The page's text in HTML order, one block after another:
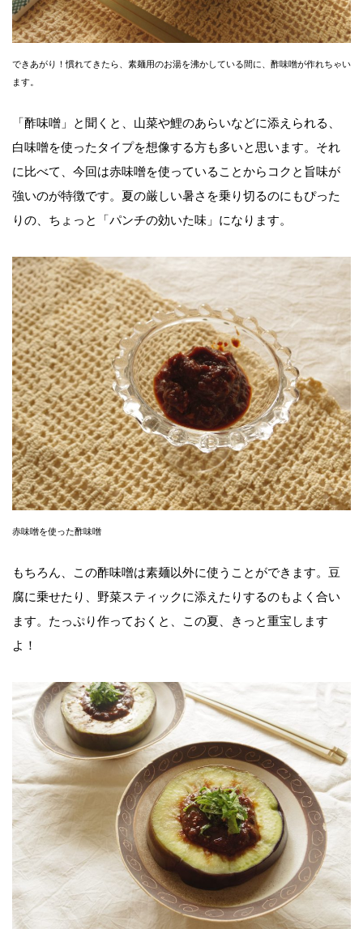
できあがり！慣れてきたら、素麺用のお湯を沸かしている間に、酢味噌が作れちゃい
ます。
「酢味噌」と聞くと、山菜や鯉のあらいなどに添えられる、
白味噌を使ったタイプを想像する方も多いと思います。それ
に比べて、今回は赤味噌を使っていることからコクと旨味が
強いのが特徴です。夏の厳しい暑さを乗り切るのにもぴった
りの、ちょっと「パンチの効いた味」になります。
赤味噌を使った酢味噌
もちろん、この酢味噌は素麺以外に使うことができます。豆
腐に乗せたり、野菜スティックに添えたりするのもよく合い
ます。たっぷり作っておくと、この夏、きっと重宝します
よ！